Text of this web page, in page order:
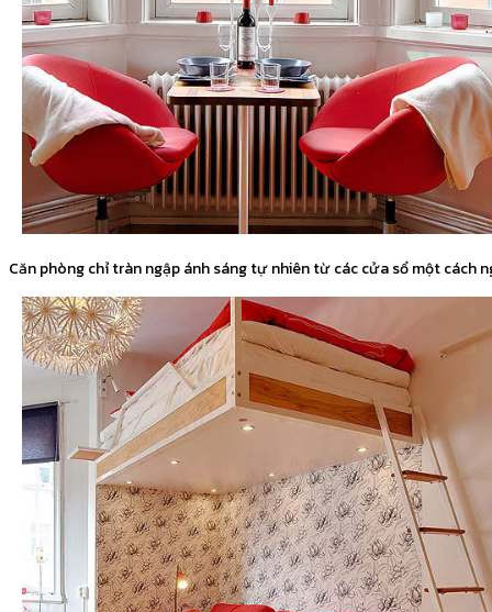
Căn phòng chỉ tràn ngập ánh sáng tự nhiên từ các cửa sổ một cách